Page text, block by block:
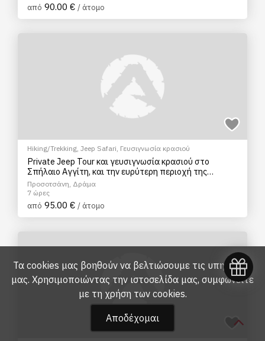
από 90.00 € / άτομο
Hiking/Trekking, Jeep Safari, Γευσιγνωσία κρασιού
Private Jeep Tour και γευσιγνωσία κρασιού στο
Σπήλαιο Αγγίτη, και την ευρύτερη περιοχή της
Δράμας
Προσοτσάνη, Δράμα
7 ώρες
από 95.00 € / άτομο
Τα cookies μας βοηθούν να βελτιώσουμε τις υπηρεσίες
μας. Χρησιμοποιώντας την ιστοσελίδα μας, συμφωνείτε
με τη χρήση των cookies.
Αποδέχομαι